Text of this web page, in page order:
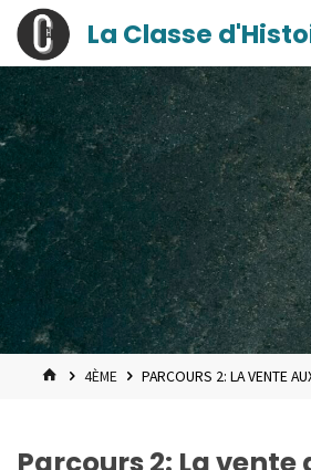
Skip
content
principal
La Classe
HOME4ÈME PARCOURS 2: LA VENTE